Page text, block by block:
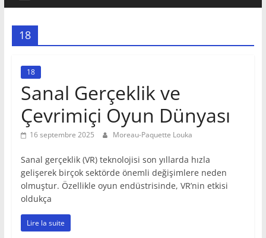
18
18
Sanal Gerçeklik ve
Çevrimiçi Oyun Dünyası
16 septembre 2025 Moreau-Paquette Louka
Sanal gerçeklik (VR) teknolojisi son yıllarda hızla
gelişerek birçok sektörde önemli değişimlere neden
olmuştur. Özellikle oyun endüstrisinde, VR’nin etkisi
oldukça
Lire la suite